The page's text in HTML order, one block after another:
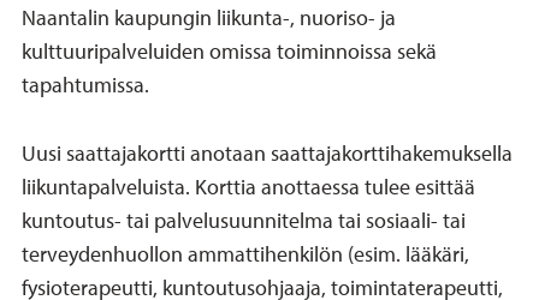
Naantalin kaupungin liikunta-, nuoriso- ja
kulttuuripalveluiden omissa toiminnoissa sekä
tapahtumissa.
Uusi saattajakortti anotaan saattajakorttihakemuksella
liikuntapalveluista. Korttia anottaessa tulee esittää
kuntoutus- tai palvelusuunnitelma tai sosiaali- tai
terveydenhuollon ammattihenkilön (esim. lääkäri,
fysioterapeutti, kuntoutusohjaaja, toimintaterapeutti,